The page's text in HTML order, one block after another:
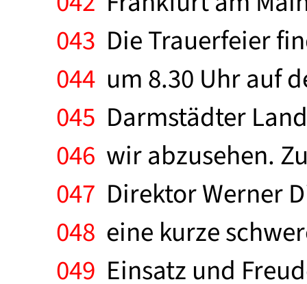
043 Die Trauerfeier
044 um 8.30 Uhr auf
045 Darmstädter
046 wir abzusehen.
047 Direktor Werner
048 eine kurze
049 Einsatz und